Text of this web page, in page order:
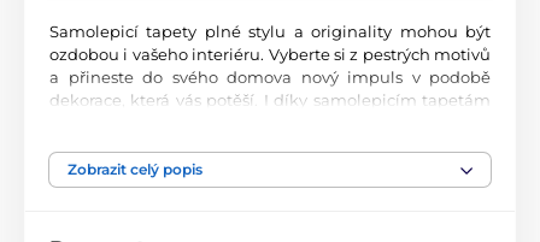
Samolepicí tapety plné stylu a originality mohou být
ozdobou i vašeho interiéru. Vyberte si z pestrých motivů
a přineste do svého domova nový impuls v podobě
dekorace, která vás potěší. I díky samolepicím tapetám
Perfektní tiskové zpracování
Zobrazit celý popis